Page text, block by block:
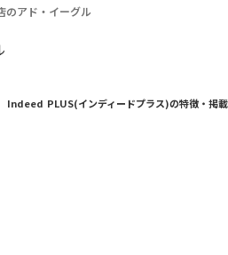
Indeed PLUS(インディードプラス)の特徴・掲
のアド・イーグル